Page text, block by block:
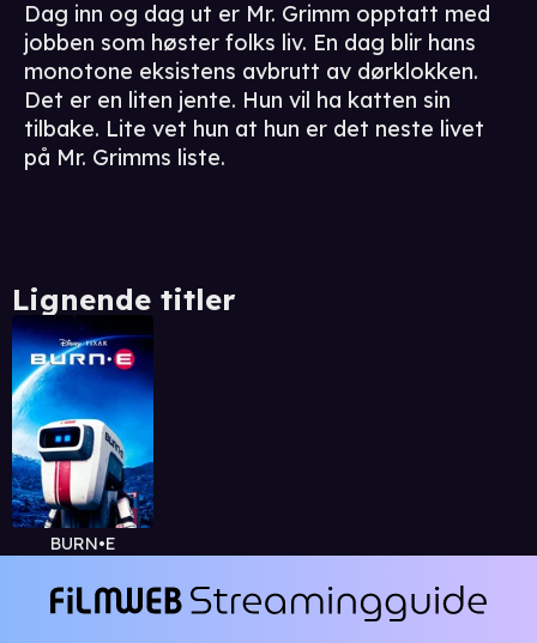
Dag inn og dag ut er Mr. Grimm opptatt med
jobben som høster folks liv. En dag blir hans
monotone eksistens avbrutt av dørklokken.
Det er en liten jente. Hun vil ha katten sin
tilbake. Lite vet hun at hun er det neste livet
på Mr. Grimms liste.
Lignende titler
BURN•E